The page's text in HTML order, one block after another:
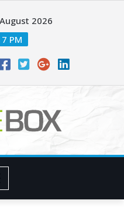
2026
PM